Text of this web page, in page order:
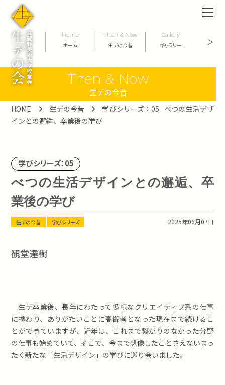
Home
ホーム
Then & Now
生デの今昔
Gallery
ギャラリー 生デの会
＞
Then & Now
生デの今昔
HOME 生デの今昔 学びシリーズ：05 べつの生活デザ
インとの邂逅、卒業後の学び
学びシリーズ：05
べつの生活デザインとの邂逅、卒
業後の学び
生デの今昔 学びシリーズ 2025年06月07日
観堂達樹
生デ卒業後、長年にわたって多様なクリエイティブ系の仕事
に携わり、ありがたいことに高齢者となった現在まで続けるこ
とができていますが、近年は、これまで繋がりのなかった分野
の仕事も始めていて、そこで、今まで想像したことさえないまっ
たく新たな「生活デザイン」の学びに巡り会いました。